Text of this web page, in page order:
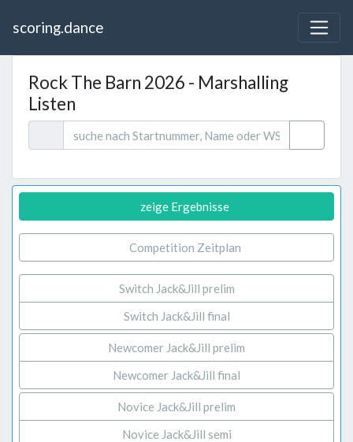
scoring.dance
Rock The Barn 2026 - Marshalling
Listen
zeige Ergebnisse
Competition Zeitplan
Switch Jack&Jill prelim
Switch Jack&Jill final
Newcomer Jack&Jill prelim
Newcomer Jack&Jill final
Novice Jack&Jill prelim
Novice Jack&Jill semi